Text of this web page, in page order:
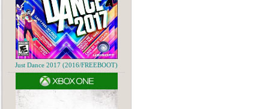
Just Dance 2017 (2016/FREEBOOT)